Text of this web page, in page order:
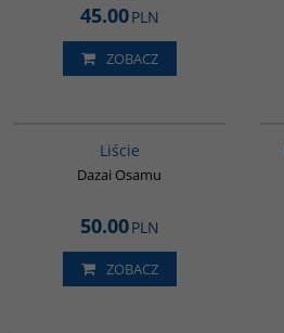
45.00PLN
ZOBACZ
Liście
Dazai Osamu
50.00PLN
ZOBACZ